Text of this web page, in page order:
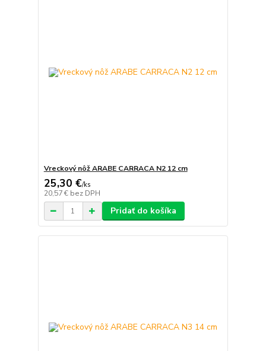
Vreckový nôž ARABE CARRACA N2 12 cm
25,30 €/ks
20,57 € bez DPH
Pridať do košíka